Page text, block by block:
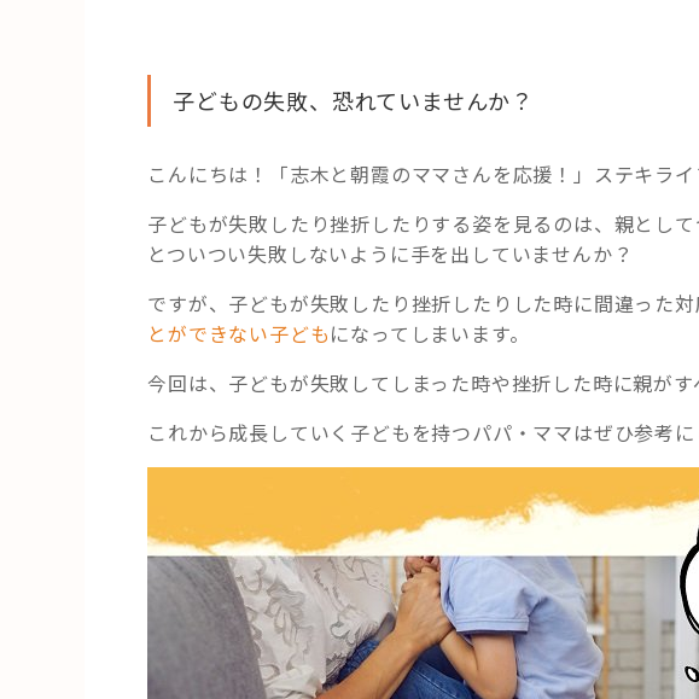
子どもの失敗、恐れていませんか？
こんにちは！「志木と朝霞のママさんを応援！」ステキラ
子どもが失敗したり挫折したりする姿を見るのは、親とし
とついつい失敗しないように手を出していませんか？
ですが、子どもが失敗したり挫折したりした時に間違った対
とができない子どもになってしまいます。
今回は、子どもが失敗してしまった時や挫折した時に親がす
これから成長していく子どもを持つパパ・ママはぜひ参考に